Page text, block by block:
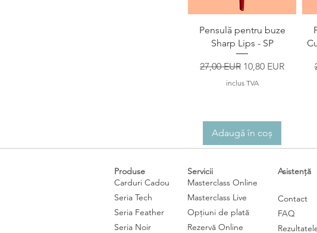
Afișare rapidă
Pensulă pentru buze
Sharp Lips - SP
Preț normal
27,00 EUR Preț redus
10,80 EUR
inclus TVA
Adaugă în coș
Produse
Carduri Cadou
Seria Tech
Seria Feather
Seria Noir
Servicii
Masterclass Online
Masterclass Live
Opțiuni de plată
Rezervă Online
Asistență
Contact
FAQ